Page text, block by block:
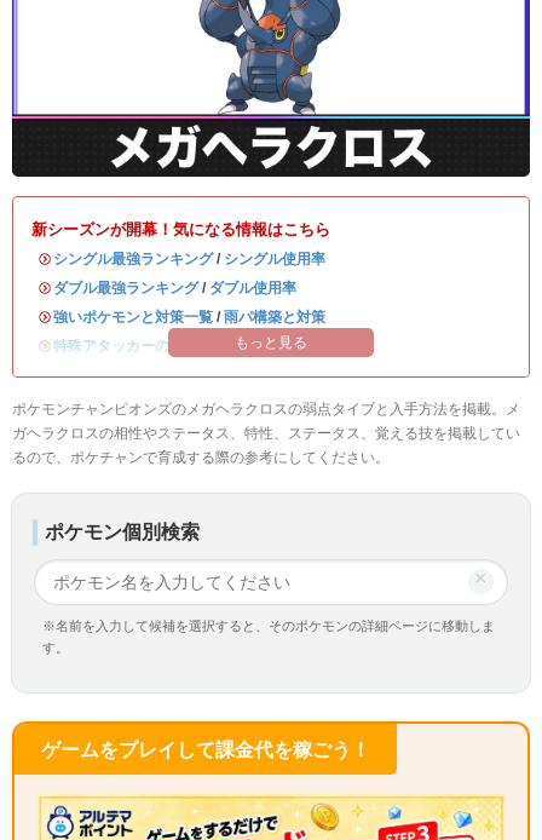
新シーズンが開幕！気になる情報はこちら
・ シングル最強ランキング/ シングル使用率
・ ダブル最強ランキング/ ダブル使用率
・強いポケモンと対策一覧 / 雨パ構築と対策
・特殊アタッカーのおすすめランキング
もっと見る
ポケモンチャンピオンズのメガヘラクロスの弱点タイプと入手方法を掲載。メ
ガヘラクロスの相性やステータス、特性、ステータス、覚える技を掲載してい
るので、ポケチャンで育成する際の参考にしてください。
ポケモン個別検索
×
※名前を入力して候補を選択すると、そのポケモンの詳細ページに移動しま
す。
ゲームをプレイして課金代を稼ごう！